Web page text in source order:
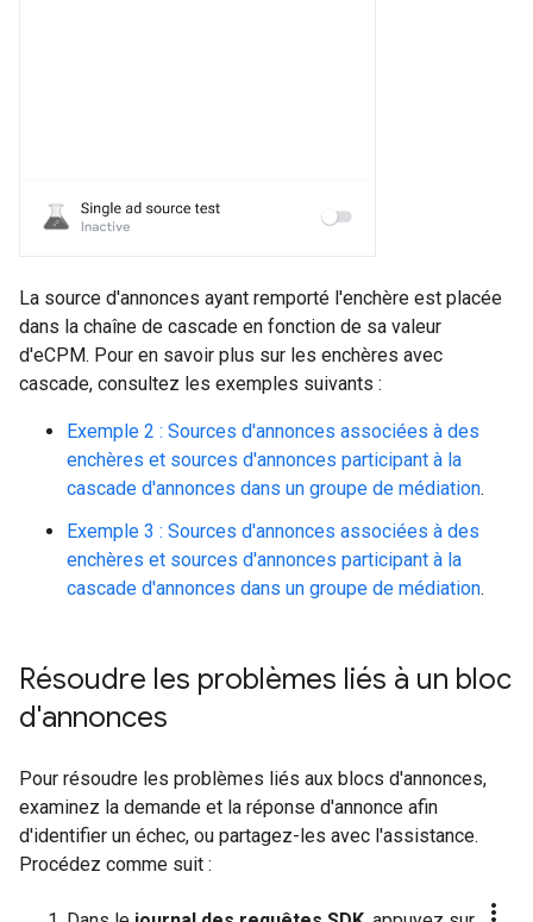
La source d'annonces ayant remporté l'enchère est placée
dans la chaîne de cascade en fonction de sa valeur
d'eCPM. Pour en savoir plus sur les enchères avec
cascade, consultez les exemples suivants :
Exemple 2 : Sources d'annonces associées à des
enchères et sources d'annonces participant à la
cascade d'annonces dans un groupe de médiation.
Exemple 3 : Sources d'annonces associées à des
enchères et sources d'annonces participant à la
cascade d'annonces dans un groupe de médiation.
Résoudre les problèmes liés à un bloc
d'annonces
Pour résoudre les problèmes liés aux blocs d'annonces,
examinez la demande et la réponse d'annonce afin
d'identifier un échec, ou partagez-les avec l'assistance.
Procédez comme suit :
more_vert